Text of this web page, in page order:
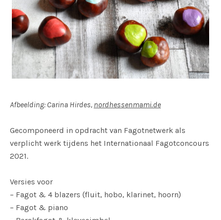
Afbeelding: Carina Hirdes, nordhessenmami.de
Gecomponeerd in opdracht van Fagotnetwerk als
verplicht werk tijdens het Internationaal Fagotconcours
2021.
Versies voor
– Fagot & 4 blazers (fluit, hobo, klarinet, hoorn)
– Fagot & piano